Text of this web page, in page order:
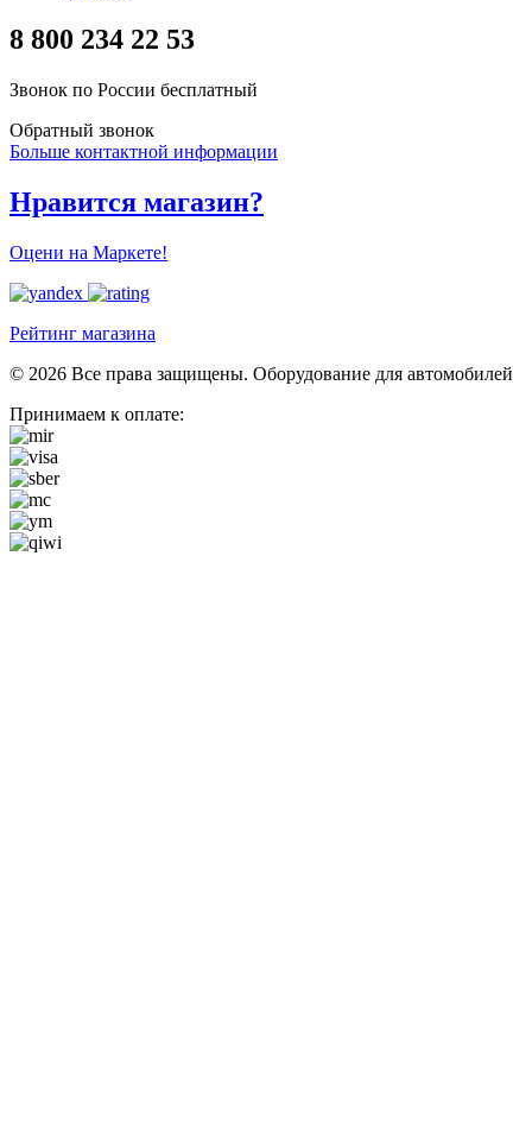
8 800 234 22 53
Звонок по России бесплатный
Обратный звонок
Больше контактной информации
Нравится магазин?
Оцени на Маркете!
Рейтинг магазина
© 2026 Все права защищены. Оборудование для автомобилей
Принимаем к оплате: